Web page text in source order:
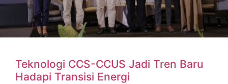
Teknologi CCS-CCUS Jadi Tren Baru
Hadapi Transisi Energi